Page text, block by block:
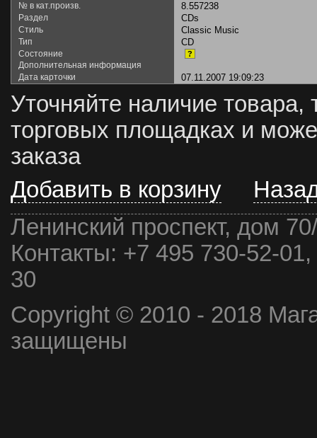
№ в кат.произв. 8.557238
Раздел CDs
Стиль Classic Music
Тип CD
Состояние ?
Дополнительная информация
Дата карточки
07.11.2007 19:09:23
Уточняйте наличие товара,
торговых площадках и
заказа
Добавить в корзину
Ленинский проспект, дом
Контакты: +7 495 730-52-
30
Copyright © 2010 - 2018
защищены